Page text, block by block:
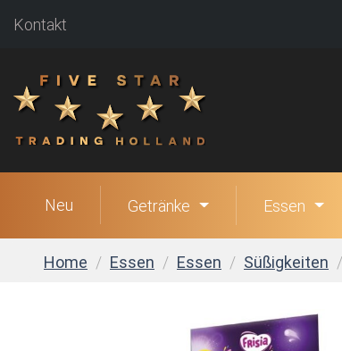
Kontakt
Neu Getränke Essen
Home Essen Essen Süßigkeiten